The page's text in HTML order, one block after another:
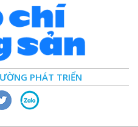
PHÁT TRIỂN